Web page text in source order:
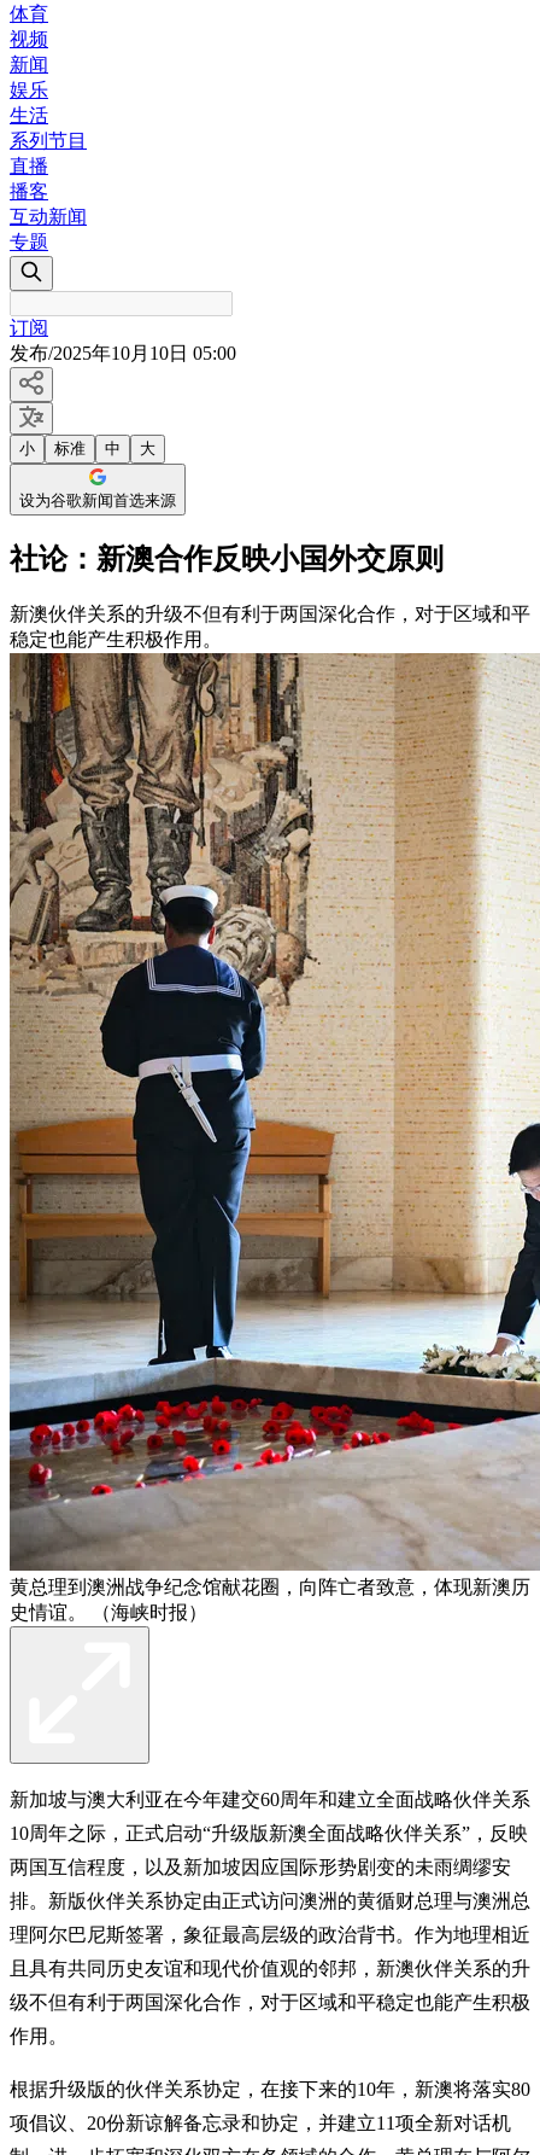
体育
视频
新闻
娱乐
生活
系列节目
直播
播客
互动新闻
专题
订阅
发布/2025年10月10日 05:00
小 标准 中 大
设为谷歌新闻首选来源
社论：新澳合作反映小国外交原则
新澳伙伴关系的升级不但有利于两国深化合作，对于区域和平
稳定也能产生积极作用。
黄总理到澳洲战争纪念馆献花圈，向阵亡者致意，体现新澳历
史情谊。 （海峡时报）
新加坡与澳大利亚在今年建交60周年和建立全面战略伙伴关系
10周年之际，正式启动“升级版新澳全面战略伙伴关系”，反映
两国互信程度，以及新加坡因应国际形势剧变的未雨绸缪安
排。新版伙伴关系协定由正式访问澳洲的黄循财总理与澳洲总
理阿尔巴尼斯签署，象征最高层级的政治背书。作为地理相近
且具有共同历史友谊和现代价值观的邻邦，新澳伙伴关系的升
级不但有利于两国深化合作，对于区域和平稳定也能产生积极
作用。
根据升级版的伙伴关系协定，在接下来的10年，新澳将落实80
项倡议、20份新谅解备忘录和协定，并建立11项全新对话机